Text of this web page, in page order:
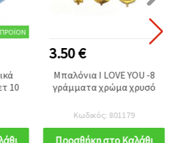
10
3.50 €
Μπαλόνια I LOVE YOU -8
γράμματα χρώμα χρυσό
Κωδικός: 801179
Προσθήκη στο Καλάθι